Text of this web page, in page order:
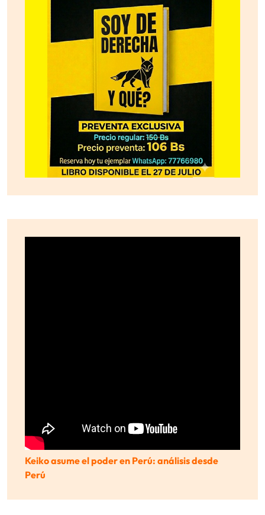
Keiko asume el poder en Perú: análisis desde
Perú